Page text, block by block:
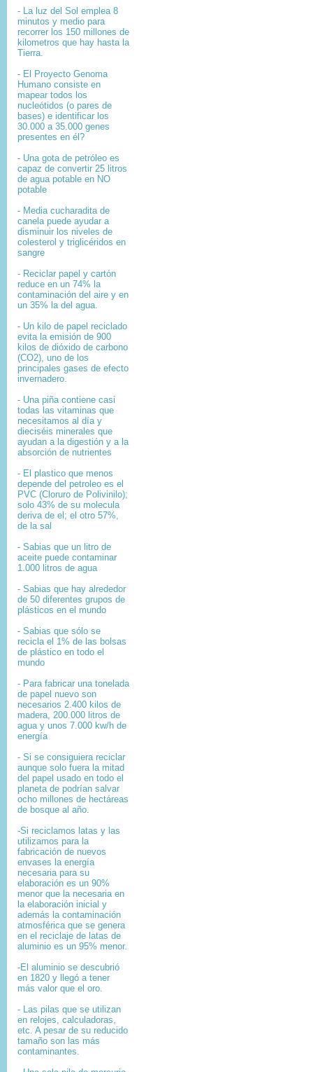
- La luz del Sol emplea 8
minutos y medio para
recorrer los 150 millones de
kilometros que hay hasta la
Tierra.
- El
Proyecto Genoma
Humano consiste en
mapear todos los
nucleótidos (o pares de
bases) e identificar los
30.000 a 35.000 genes
presentes en él?
- Una gota de petróleo es
capaz de convertir 25 litros
de agua potable en NO
potable
- Media cucharadita de
canela puede ayudar a
disminuir los niveles de
colesterol y triglicéridos en
sangre
- Reciclar papel y cartón
reduce en un 74% la
contaminación del aire y en
un 35% la del agua.
- Un kilo de papel reciclado
evita la emisión de 900
kilos de dióxido de carbono
(CO2), uno de los
principales gases de efecto
invernadero.
- Una piña contiene casi
todas las vitaminas que
necesitamos al día y
dieciséis minerales que
ayudan a la digestión y a la
absorción de nutrientes
- El plastico que menos
depende del petroleo es el
PVC (Cloruro de Polivinilo);
solo 43% de su molecula
deriva de el; el otro 57%,
de la sal
- Sabias que un litro de
aceite puede contaminar
1.000 litros de agua
- Sabias que hay alrededor
de 50 diferentes grupos de
plásticos en el mundo
- Sabias que sólo se
recicla el 1% de las bolsas
de plástico en todo el
mundo
- Para fabricar una tonelada
de papel nuevo son
necesarios 2.400 kilos de
madera, 200.000 litros de
agua y unos 7.000 kw/h de
energía
- Si se consiguiera reciclar
aunque solo fuera la mitad
del papel usado en todo el
planeta de podrían salvar
ocho millones de hectáreas
de bosque al año.
-Si reciclamos latas y las
utilizamos para la
fabricación de nuevos
envases la energía
necesaria para su
elaboración es un 90%
menor que la necesaria en
la elaboración inicial y
además la contaminación
atmosférica que se genera
en el reciclaje de latas de
aluminio es un 95% menor.
-El aluminio se descubrió
en 1820 y llegó a tener
más valor que el oro.
- Las pilas que se utilizan
en relojes, calculadoras,
etc. A pesar de su reducido
tamaño son las más
contaminantes.